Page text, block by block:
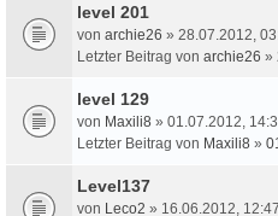
level 201
von archie26 » 28.07.2012,
Letzter Beitrag von archie26 »
level 129
von Maxili8 » 01.07.2012,
Letzter Beitrag von Maxili8 »
Level137
von Leco2 » 16.06.2012,